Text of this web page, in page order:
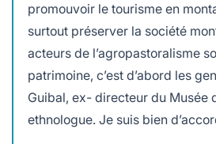
promouvoir le tourisme en
surtout préserver la société
acteurs de l’agropastoralisme
patrimoine, c’est d’abord les
Guibal, ex- directeur du Musée
ethnologue. Je suis bien